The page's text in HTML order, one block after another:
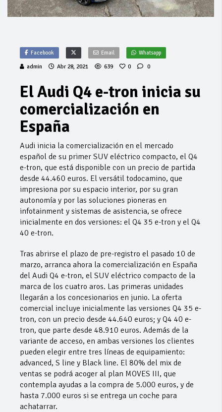
Facebook Email Whatsapp
admin Abr 28, 2021 639 0 0
El Audi Q4 e-tron inicia su
comercialización en
España
Audi inicia la comercialización en el mercado
español de su primer SUV eléctrico compacto, el Q4
e-tron, que está disponible con un precio de partida
desde 44.460 euros. El versátil todocamino, que
impresiona por su espacio interior, por su gran
autonomía y por las soluciones pioneras en
infotainment y sistemas de asistencia, se ofrece
inicialmente en dos versiones: el Q4 35 e-tron y el Q4
40 e-tron.
Tras abrirse el plazo de pre-registro el pasado 10 de
marzo, arranca ahora la comercialización en España
del Audi Q4 e-tron, el SUV eléctrico compacto de la
marca de los cuatro aros. Las primeras unidades
llegarán a los concesionarios en junio. La oferta
comercial incluye inicialmente las versiones Q4 35 e-
tron, con un precio desde 44.640 euros; y Q4 40 e-
tron, que parte desde 48.910 euros. Además de la
variante de acceso, en ambas versiones los clientes
pueden elegir entre tres líneas de equipamiento:
advanced, S line y Black line. El 80% del mix de
ventas se podrá acoger al plan MOVES III, que
contempla ayudas a la compra de 5.000 euros, y de
hasta 7.000 euros si se entrega un coche para
achatarrar.